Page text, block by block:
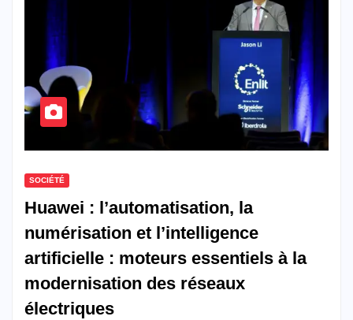
SOCIÉTÉ
Huawei : l’automatisation, la
numérisation et l’intelligence
artificielle : moteurs essentiels à la
modernisation des réseaux
électriques